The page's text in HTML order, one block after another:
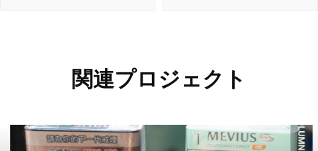
関連プロジェクト